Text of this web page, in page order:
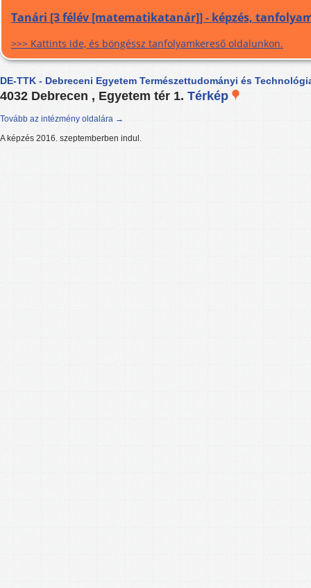
Tanári [3 félév [matematikatanár]] - képzés,
>>> Kattints ide, és böngéssz tanfolyamkereső oldalunkon.
DE-TTK - Debreceni Egyetem Természettudományi és
4032 Debrecen , Egyetem tér 1. Térkép
Tovább az intézmény oldalára →
A képzés 2016. szeptemberben indul.